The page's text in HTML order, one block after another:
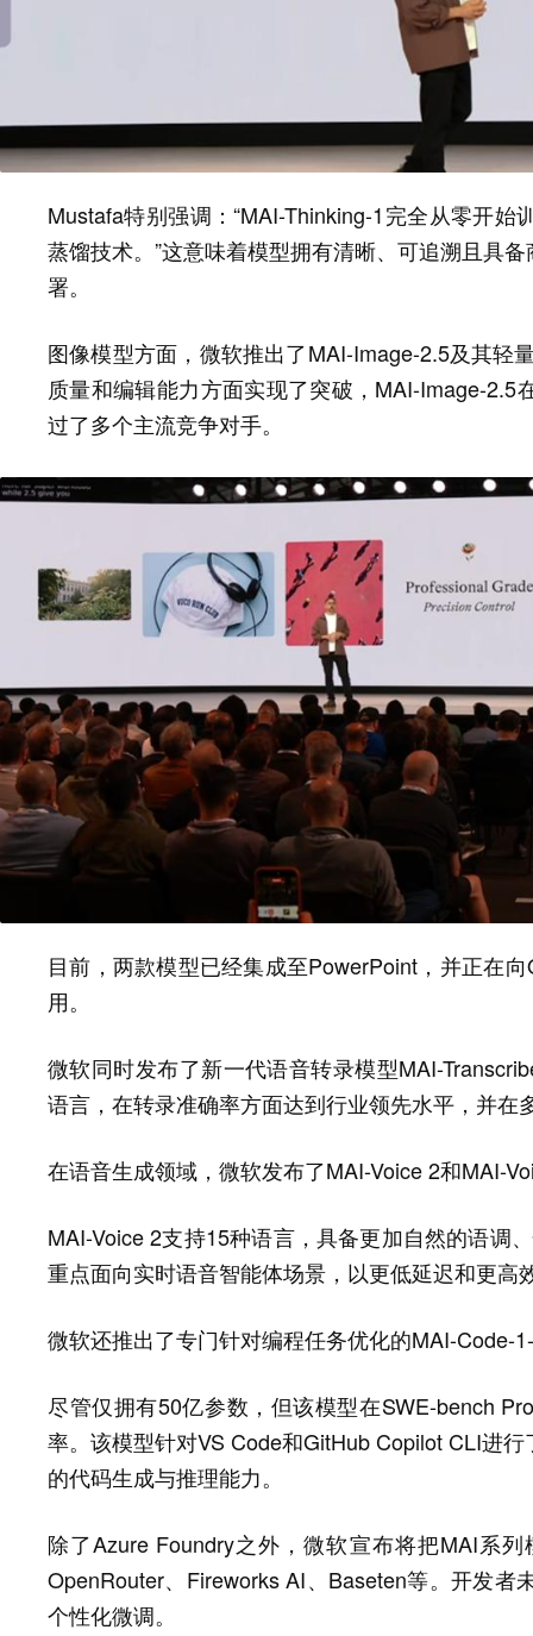
Mustafa特别强调：“MAI-Thinking-1完全从零开
蒸馏技术。”这意味着模型拥有清晰、可追溯且具
署。
图像模型方面，微软推出了MAI-Image-2.5及其轻
质量和编辑能力方面实现了突破，MAI-Image-
过了多个主流竞争对手。
目前，两款模型已经集成至PowerPoint，并正在
用。
微软同时发布了新一代语音转录模型MAI-
语言，在转录准确率方面达到行业领先水平，并在
在语音生成领域，微软发布了MAI-Voice 2和MAI-
MAI-Voice 2支持15种语言，具备更加自然的语调
重点面向实时语音智能体场景，以更低延迟和更高
微软还推出了专门针对编程任务优化的MAI-Code-
尽管仅拥有50亿参数，但该模型在SWE-bench
率。该模型针对VS Code和GitHub Copilot CLI进
的代码生成与推理能力。
除了Azure Foundry之外，微软宣布将把MAI系
OpenRouter、Fireworks AI、Baseten等。开发
个性化微调。